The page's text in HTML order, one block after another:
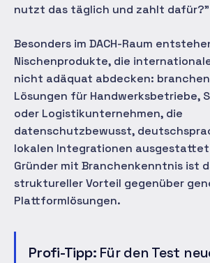
nutzt das täglich und zahlt dafür?"
Besonders im DACH-Raum
Nischenprodukte, die internationale
nicht adäquat abdecken:
Lösungen für Handwerksbetriebe,
oder Logistikunternehmen, die
datenschutzbewusst,
lokalen Integrationen ausgestattet
Gründer mit Branchenkenntnis ist
struktureller Vorteil gegenüber
Plattformlösungen.
Profi-Tipp: Für den Test